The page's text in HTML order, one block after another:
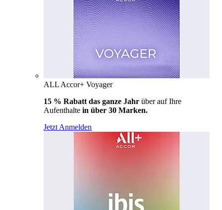
ALL Accor+ Voyager
15 % Rabatt das ganze Jahr über auf Ihre
Aufenthalte in über 30 Marken.
Jetzt Anmelden